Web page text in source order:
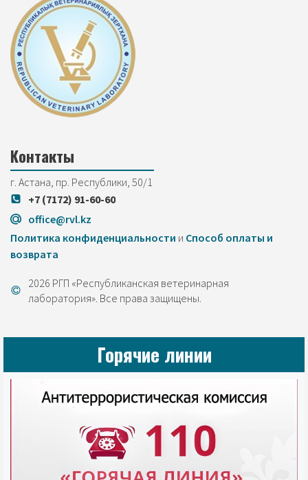
Контакты
г. Астана, пр. Республики, 50/1
+7 (7172) 91-60-60
office@rvl.kz
Политика конфиденциальности и Cпособ оплаты и
возврата
2026 РГП «Республиканская ветеринарная
лаборатория». Все права защищены.
Горячие линии